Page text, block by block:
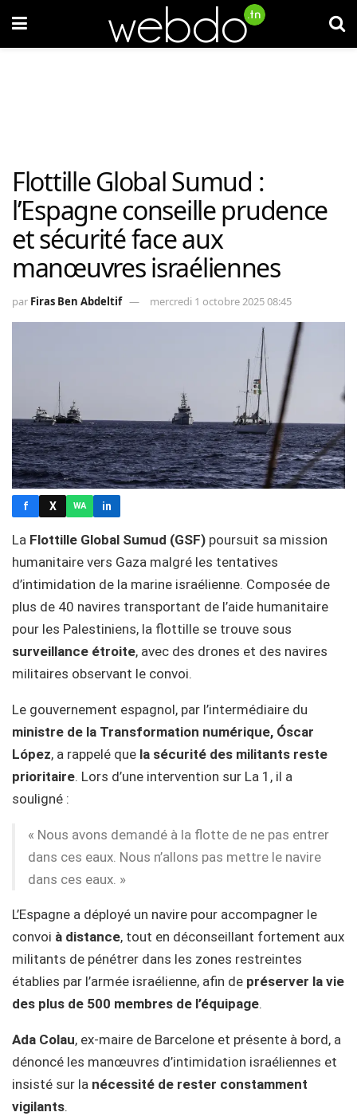
Flottille Global Sumud :
l’Espagne conseille prudence
et sécurité face aux
manœuvres israéliennes
par Firas Ben Abdeltif mercredi 1 octobre 2025 08:45
f X WA in
La Flottille Global Sumud (GSF) poursuit sa mission
humanitaire vers Gaza malgré les tentatives
d’intimidation de la marine israélienne. Composée de
plus de 40 navires transportant de l’aide humanitaire
pour les Palestiniens, la flottille se trouve sous
surveillance étroite, avec des drones et des navires
militaires observant le convoi.
Le gouvernement espagnol, par l’intermédiaire du
ministre de la Transformation numérique, Óscar
López, a rappelé que la sécurité des militants reste
prioritaire. Lors d’une intervention sur La 1, il a
souligné :
« Nous avons demandé à la flotte de ne pas entrer
dans ces eaux. Nous n’allons pas mettre le navire
dans ces eaux. »
L’Espagne a déployé un navire pour accompagner le
convoi à distance, tout en déconseillant fortement aux
militants de pénétrer dans les zones restreintes
établies par l’armée israélienne, afin de préserver la vie
des plus de 500 membres de l’équipage.
Ada Colau, ex-maire de Barcelone et présente à bord, a
dénoncé les manœuvres d’intimidation israéliennes et
insisté sur la nécessité de rester constamment
vigilants.